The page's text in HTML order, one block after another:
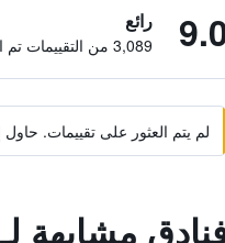
رائع
3,089 من التقييمات تم التحقق منها
لم يتم العثور على تقييمات.
مشابهة